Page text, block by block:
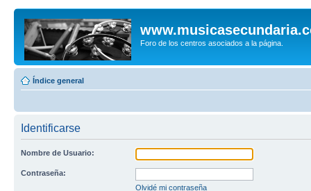
Foro de los centros asociados a la página.
Índice general
Identificarse
Nombre de Usuario:
Contraseña:
Olvidé mi contraseña